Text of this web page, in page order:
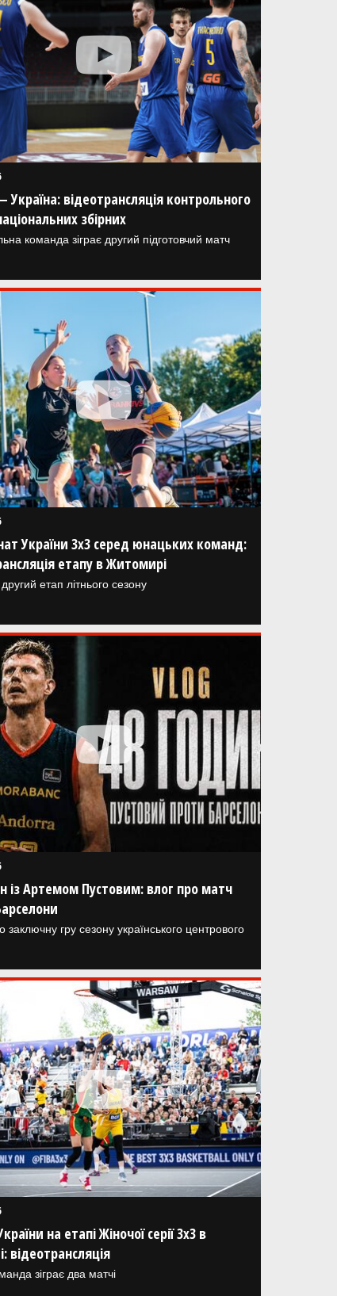
відеотрансляція контрольного
збірних
команда зіграє другий підготовчий матч
України 3х3 серед юнацьких команд:
етапу в Житомирі
другий етап літнього сезону
із Артемом Пустовим: влог про матч
заключну гру сезону українського центрового
на етапі Жіночої серії 3х3 в
відеотрансляція
зіграє два матчі